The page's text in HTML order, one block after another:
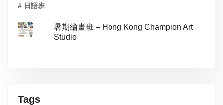
# 日語班
暑期繪畫班 – Hong Kong Champion Art
Studio
Tags